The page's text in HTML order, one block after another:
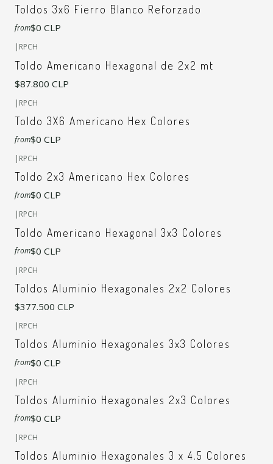
Toldos 3x6 Fierro Blanco Reforzado
from$0 CLP
| RPCH
Toldo Americano Hexagonal de 2x2 mt
$87.800 CLP
| RPCH
Toldo 3X6 Americano Hex Colores
from$0 CLP
| RPCH
Toldo 2x3 Americano Hex Colores
from$0 CLP
| RPCH
Toldo Americano Hexagonal 3x3 Colores
from$0 CLP
| RPCH
Toldos Aluminio Hexagonales 2x2 Colores
$377.500 CLP
| RPCH
Toldos Aluminio Hexagonales 3x3 Colores
from$0 CLP
| RPCH
Toldos Aluminio Hexagonales 2x3 Colores
from$0 CLP
| RPCH
Toldos Aluminio Hexagonales 3 x 4.5 Colores